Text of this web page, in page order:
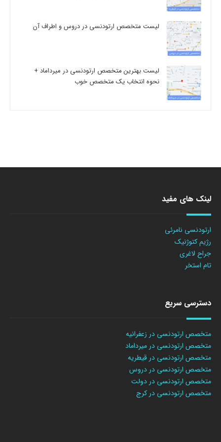
لیست متخصص ارتودنسی در دروس و اطراف آن
لیست بهترین متخصص ارتودنسی در میرداماد +
نحوه انتخاب یک متخصص خوب
لینک های مفید
ارتودنسی نامرئی
رژیم کتوژنیک
جراح لاغری
تام استخر
دسترسی سریع
متخصص ارتودنسی در زعفرانیه
متخصص ارتودنسی در میرداماد
متخصص ارتودنسی در قیطریه
متخصص ارتودنسی در دروس
متخصص ارتودنسی در دولت
متخصص ارتودنسی در کرج